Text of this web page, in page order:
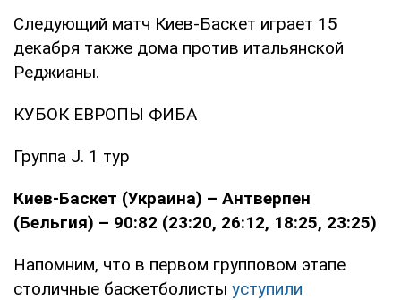
Следующий матч Киев-Баскет играет 15
декабря также дома против итальянской
Реджианы.
КУБОК ЕВРОПЫ ФИБА
Группа J. 1 тур
Киев-Баскет (Украина) – Антверпен
(Бельгия) – 90:82 (23:20, 26:12, 18:25, 23:25)
Напомним, что в первом групповом этапе
столичные баскетболисты уступили